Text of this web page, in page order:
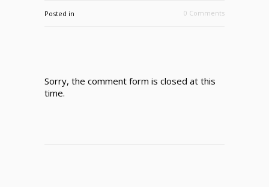
Posted in 0 Comments
Sorry, the comment form is closed at this
time.